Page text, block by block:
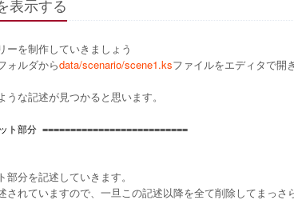
表示する
ーを制作していきましょう
ォルダからdata/scenario/scene1.ksファイルをエディタで開
な記述が見つかると思います。
ト部分 ==========================
分を記述していきます。
れていますので、一旦この記述以降を全て削除してまっさ